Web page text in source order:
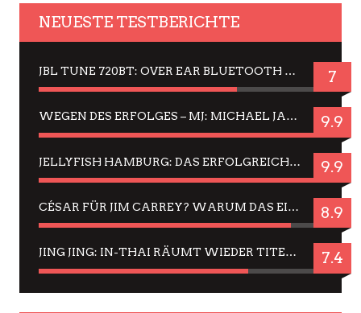
NEUESTE TESTBERICHTE
JBL TUNE 720BT: OVER EAR BLUETOOTH KOPFHÖRER UM DIE 50,-€ IM DAUER-TEST 7
WEGEN DES ERFOLGES – MJ: MICHAEL JACKSON MUSICAL IN EINER MATINEE SEHEN 9.9
JELLYFISH HAMBURG: DAS ERFOLGREICHE SOMMER-MENÜ 2025 IN GEFÜHLEN UND BILDERN 9.9
CÉSAR FÜR JIM CARREY? WARUM DAS EINER DER NERVIGSTEN ACTORS IST UND BLEIBT 8.9
JING JING: IN-THAI RÄUMT WIEDER TITEL AB – EIN ZWEI-STUNDEN-ERLEBNISBERICHT 7.4